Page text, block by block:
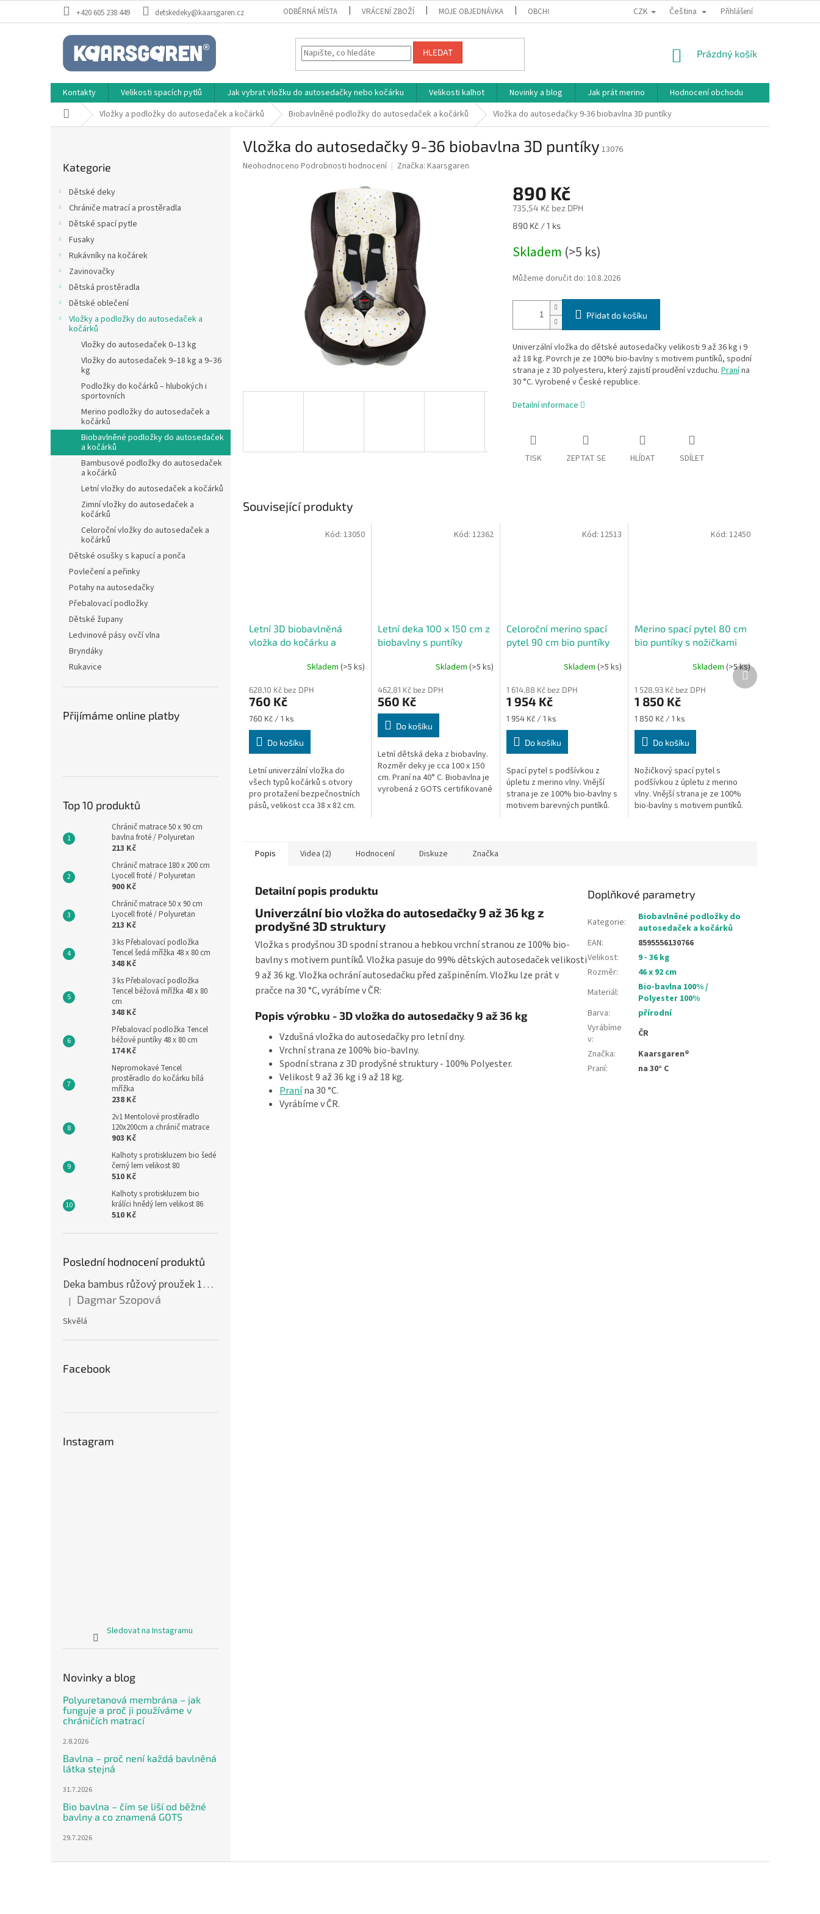
+420 605 238 449 detskedeky@kaarsgaren.cz ODBĚRNÁ MÍSTA VRÁCENÍ ZBOŽÍ MOJE OBJEDNÁVKA OBCHODNÍ PODMÍNKY PODMÍNKY OCHRANY OSOBNÍCH ÚDAJŮ
CZK Čeština Přihlášení
HLEDAT
NÁKUPNÍ
Prázdný košík
Kontakty Velikosti spacích pytlů Jak vybrat vložku do autosedačky nebo kočárku Velikosti kalhot Novinky a blog Jak prát merino
Hodnocení obchodu
Domů Vložky a podložky do autosedaček a kočárků Biobavlněné podložky do autosedaček a kočárků Vložka do autosedačky 9-36 biobavlna 3D puntíky
kategorie
Kategorie
Dětské deky
Chrániče matrací a prostěradla
Dětské spací pytle
Fusaky
Rukávníky na kočárek
Zavinovačky
Dětská prostěradla
Dětské oblečení
Vložky a podložky do autosedaček a
kočárků
Vložky do autosedaček 0–13 kg
Vložky do autosedaček 9–18 kg a 9–36
kg
Podložky do kočárků – hlubokých i
sportovních
Merino podložky do autosedaček a
kočárků
Biobavlněné podložky do autosedaček
a kočárků
Bambusové podložky do autosedaček
a kočárků
Letní vložky do autosedaček a kočárků
Zimní vložky do autosedaček a
kočárků
Celoroční vložky do autosedaček a
kočárků
Dětské osušky s kapucí a ponča
Povlečení a peřinky
Potahy na autosedačky
Přebalovací podložky
Dětské župany
Ledvinové pásy ovčí vlna
Bryndáky
Rukavice
Přijímáme online platby
Top 10 produktů
Chránič matrace 50 x 90 cm
bavlna froté / Polyuretan
213 Kč
Chránič matrace 180 x 200 cm
Lyocell froté / Polyuretan
900 Kč
Chránič matrace 50 x 90 cm
Lyocell froté / Polyuretan
213 Kč
3 ks Přebalovací podložka
Tencel šedá mřížka 48 x 80 cm
348 Kč
3 ks Přebalovací podložka
Tencel béžová mřížka 48 x 80
cm
348 Kč
Přebalovací podložka Tencel
béžové puntíky 48 x 80 cm
174 Kč
Nepromokavé Tencel
prostěradlo do kočárku bílá
mřížka
238 Kč
2v1 Mentolové prostěradlo
120x200cm a chránič matrace
903 Kč
Kalhoty s protiskluzem bio šedé
černý lem velikost 80
510 Kč
Kalhoty s protiskluzem bio
králíci hnědý lem velikost 86
510 Kč
Poslední hodnocení produktů
Deka bambus růžový proužek 160 x 200 cm
Hodnocení produktu je 5 z 5 hvězdiček.
| Dagmar Szopová
Skvělá
Facebook
Instagram
Sledovat na Instagramu
Novinky a blog
Polyuretanová membrána – jak
funguje a proč ji používáme v
chráničích matrací
2.8.2026
Bavlna – proč není každá bavlněná
látka stejná
31.7.2026
Bio bavlna – čím se liší od běžné
bavlny a co znamená GOTS
29.7.2026
Vložka do autosedačky 9-36 biobavlna 3D puntíky 13076
Průměrné
Neohodnoceno Podrobnosti hodnocení Značka: Kaarsgaren
890 Kč
735,54 Kč bez DPH
Měrná
890 Kč / 1 ks
Skladem (>5 ks)
Můžeme doručit do: 10.8.2026
Přidat do košíku
Univerzální vložka do dětské autosedačky velikosti 9 až 36 kg i 9
až 18 kg. Povrch je ze 100% bio-bavlny s motivem puntíků, spodní
strana je z 3D polyesteru, který zajistí proudění vzduchu.Pranína
30 °C. Vyrobené v České republice.
Detailní informace
TISK ZEPTAT SE HLÍDAT SDÍLET
Související produkty
Letní 3D biobavlněná
vložka do kočárku a
Skladem (>5 ks)
628,10 Kč bez DPH
760 Kč
Měrná
cena:
760 Kč / 1 ks
Do košíku
Letní univerzální vložka do
všech typů kočárků s otvory
pro protažení bezpečnostních
pásů, velikost cca 38 x 82 cm.
Kód: 13050
Letní deka 100 x 150 cm z
biobavlny s puntíky
Skladem (>5 ks)
462,81 Kč bez DPH
560 Kč
Do košíku
Letní dětská deka z biobavlny.
Rozměr deky je cca 100 x 150
cm. Praní na 40° C. Biobavlna je
vyrobená z GOTS certifikované
Kód: 12362
Celoroční merino spací
pytel 90 cm bio puntíky
Skladem(>5 ks)
1 614,88 Kč bez DPH
1 954 Kč
Měrná
cena:
1 954 Kč / 1 ks
Do košíku
Spací pytel s podšívkou z
úpletu z merino vlny. Vnější
strana je ze 100% bio-bavlny s
motivem barevných puntíků.
Kód:12513
Merino spací pytel 80 cm
bio puntíky s nožičkami
Skladem (>5 ks)
1 528,93 Kč bez DPH
1 850 Kč
Měrná
cena:
1 850 Kč / 1 ks
Do košíku
Nožičkový spací pytel s
podšívkou z úpletu z merino
vlny. Vnější strana je ze 100%
bio-bavlny s motivem puntíků.
Kód: 12450
Další
produkt
Popis Videa (2) Hodnocení Diskuze Značka
Detailní popis produktu
Univerzální bio vložka do autosedačky 9 až 36 kg z
prodyšné 3D struktury
Vložka s prodyšnou 3D spodní stranou a hebkou vrchní stranou ze 100% bio-
bavlny s motivem puntíků. Vložka pasuje do 99% dětských autosedaček velikosti
9 až 36 kg. Vložka ochrání autosedačku před zašpiněním. Vložku lze prát v
pračce na 30 °C, vyrábíme v ČR:
Popis výrobku - 3D vložka do autosedačky 9 až 36 kg
Vzdušná vložka do autosedačky pro letní dny.
Vrchní strana ze 100% bio-bavlny.
Spodní strana z 3D prodyšné struktury - 100% Polyester.
Velikost 9 až 36 kg i 9 až 18 kg.
Pranína 30 °C.
Vyrábíme v ČR.
Doplňkové parametry
Kategorie:
Biobavlněné podložky do
autosedaček a kočárků
EAN:
8595556130766
Velikost:
9 - 36 kg
Rozměr:
46 x 92 cm
Materiál:
Bio-bavlna 100% /
Polyester 100%
Barva:
přírodní
Vyrábíme
v:
ČR
Značka:
Kaarsgaren®
Praní: na 30° C